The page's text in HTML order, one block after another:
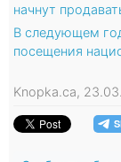
начнут
В следующем
посещения
Knopka.ca,